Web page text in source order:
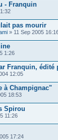
- Franquin
pas mourir
» 11 Sep 2005
1:26
Franquin, édité
12:05
à Champignac"
18:53
Spirou
11:26
17:24